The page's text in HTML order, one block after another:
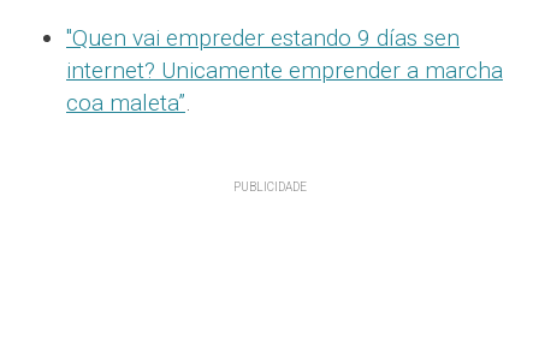
"Quen vai empreder estando 9 días sen
internet? Unicamente emprender a marcha
coa maleta”.